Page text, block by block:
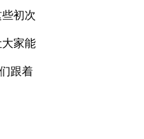
初次
家能
跟着